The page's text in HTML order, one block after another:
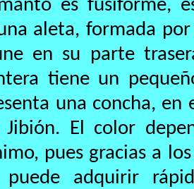
es fusiforme,
aleta, formada
en su parte
tiene un
una concha, en
Jibión. El color
pues gracias a
adquirir